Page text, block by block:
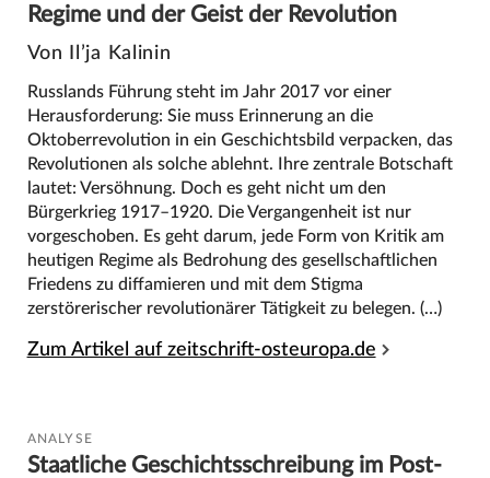
Regime und der Geist der Revolution
Von Il’ja Kalinin
Russlands Führung steht im Jahr 2017 vor einer
Herausforderung: Sie muss Erinnerung an die
Oktoberrevolution in ein Geschichtsbild verpacken, das
Revolutionen als solche ablehnt. Ihre zentrale Botschaft
lautet: Versöhnung. Doch es geht nicht um den
Bürgerkrieg 1917–1920. Die Vergangenheit ist nur
vorgeschoben. Es geht darum, jede Form von Kritik am
heutigen Regime als Bedrohung des gesellschaftlichen
Friedens zu diffamieren und mit dem Stigma
zerstörerischer revolutionärer Tätigkeit zu belegen. (…)
Zum Artikel auf zeitschrift-osteuropa.de
ANALYSE
Staatliche Geschichtsschreibung im Post-